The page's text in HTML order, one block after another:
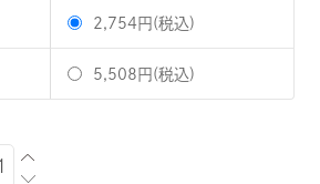
2,754円(税込)
5,508円(税込)